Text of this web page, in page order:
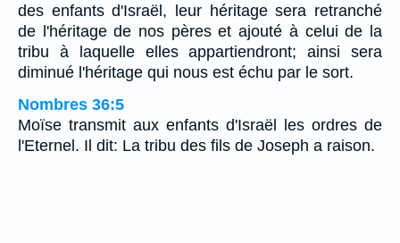
des enfants d'Israël, leur héritage sera retranché
de l'héritage de nos pères et ajouté à celui de la
tribu à laquelle elles appartiendront; ainsi sera
diminué l'héritage qui nous est échu par le sort.
Nombres 36:5
Moïse transmit aux enfants d'Israël les ordres de
l'Eternel. Il dit: La tribu des fils de Joseph a raison.